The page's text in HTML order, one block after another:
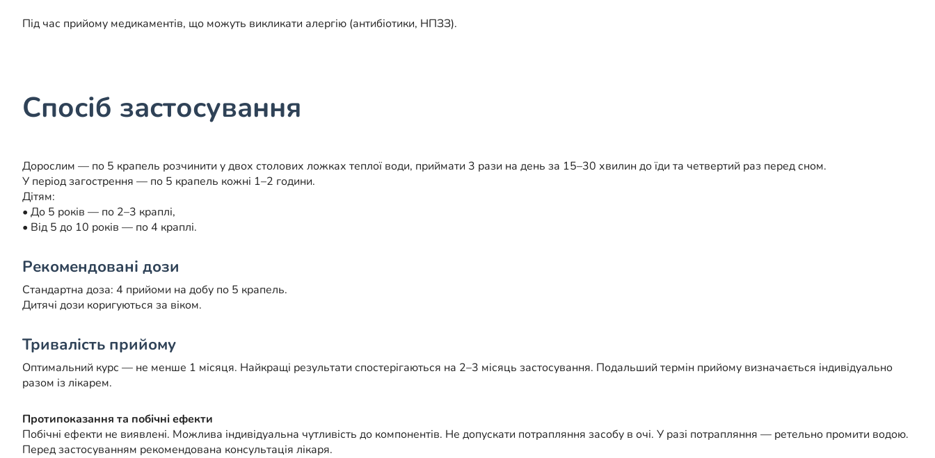
Під час прийому медикаментів, що можуть викликати алергію (антибіотики, НПЗЗ).
Спосіб застосування
Дорослим — по 5 крапель розчинити у двох столових ложках теплої води, приймати 3 рази на день за 15–30 хвилин до їди та четвертий раз перед сном.
У період загострення — по 5 крапель кожні 1–2 години.
Дітям:
• До 5 років — по 2–3 краплі,
• Від 5 до 10 років — по 4 краплі.
Рекомендовані дози
Стандартна доза: 4 прийоми на добу по 5 крапель.
Дитячі дози коригуються за віком.
Тривалість прийому
Оптимальний курс — не менше 1 місяця. Найкращі результати спостерігаються на 2–3 місяць застосування. Подальший термін прийому визначається індивідуально
разом із лікарем.
Протипоказання та побічні ефекти
Побічні ефекти не виявлені. Можлива індивідуальна чутливість до компонентів. Не допускати потрапляння засобу в очі. У разі потрапляння — ретельно промити водою.
Перед застосуванням рекомендована консультація лікаря.